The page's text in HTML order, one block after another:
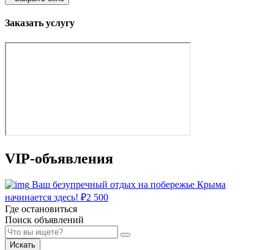
Заказать услугу
VIP-объявления
Ваш безупречный отдых на побережье Крыма
начинается здесь! ₽2 500
Где остановиться
Поиск объявлений
Искать